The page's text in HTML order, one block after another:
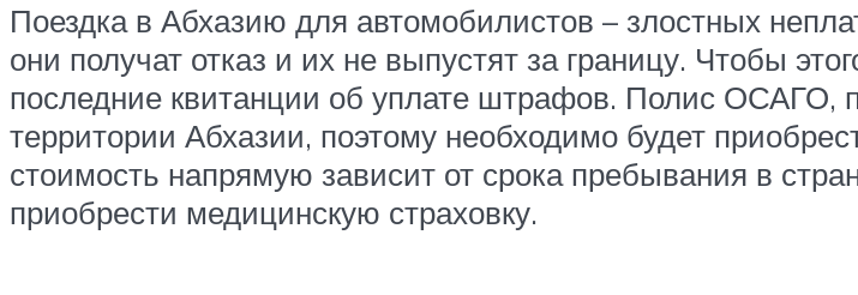
Поездка в Абхазию для автомобилистов – злостных
они получат отказ и их не выпустят за границу. Чтобы
последние квитанции об уплате штрафов. Полис ОСАГО,
территории Абхазии, поэтому необходимо будет
стоимость напрямую зависит от срока пребывания в
приобрести медицинскую страховку.